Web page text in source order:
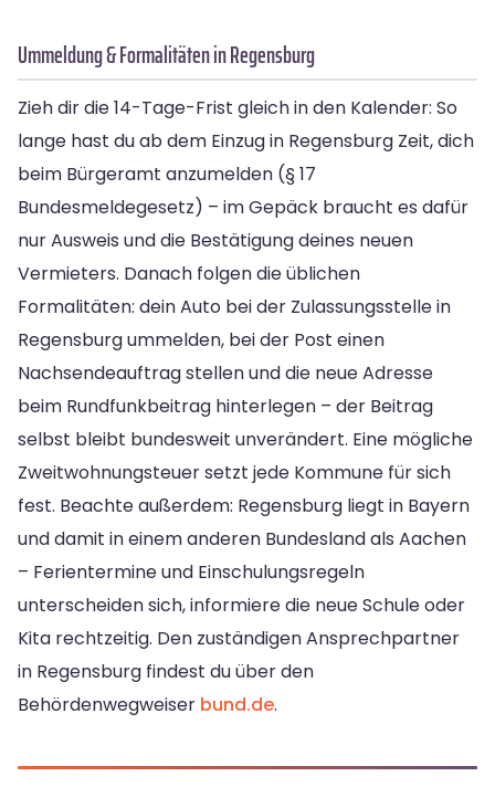
Ummeldung & Formalitäten in Regensburg
Zieh dir die 14-Tage-Frist gleich in den Kalender: So
lange hast du ab dem Einzug in Regensburg Zeit, dich
beim Bürgeramt anzumelden (§ 17
Bundesmeldegesetz) – im Gepäck braucht es dafür
nur Ausweis und die Bestätigung deines neuen
Vermieters. Danach folgen die üblichen
Formalitäten: dein Auto bei der Zulassungsstelle in
Regensburg ummelden, bei der Post einen
Nachsendeauftrag stellen und die neue Adresse
beim Rundfunkbeitrag hinterlegen – der Beitrag
selbst bleibt bundesweit unverändert. Eine mögliche
Zweitwohnungsteuer setzt jede Kommune für sich
fest. Beachte außerdem: Regensburg liegt in Bayern
und damit in einem anderen Bundesland als Aachen
– Ferientermine und Einschulungsregeln
unterscheiden sich, informiere die neue Schule oder
Kita rechtzeitig. Den zuständigen Ansprechpartner
in Regensburg findest du über den
Behördenwegweiser bund.de.